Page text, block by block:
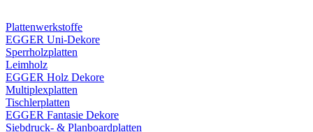
Plattenwerkstoffe
EGGER Uni-Dekore
Sperrholzplatten
Leimholz
EGGER Holz Dekore
Multiplexplatten
Tischlerplatten
EGGER Fantasie Dekore
Siebdruck- & Planboardplatten